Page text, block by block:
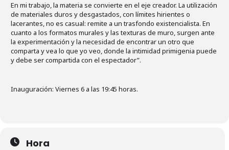
En mi trabajo, la materia se convierte en el eje creador. La utilización
de materiales duros y desgastados, con límites hirientes o
lacerantes, no es casual: remite a un trasfondo existencialista. En
cuanto a los formatos murales y las texturas de muro, surgen ante
la experimentación y la necesidad de encontrar un otro que
comparta y vea lo que yo veo, donde la intimidad primigenia puede
y debe ser compartida con el espectador”.
Inauguración: Viernes 6 a las 19:45 horas.
Hora